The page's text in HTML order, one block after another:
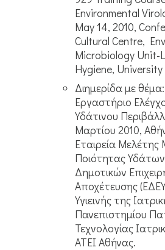
Environmental
May 14, 2010,
Cultural Centre,
Microbiology Unit-
Hygiene,
Διημερίδα με
Εργαστήριο
Υδάτινου
Μαρτίου 2010,
Εταιρεία Μελέτης
Ποιότητας
Δημοτικών
Αποχέτευσης
Υγιεινής της
Πανεπιστημίου
Τεχνολογίας
ΑΤΕΙ Αθήνας.